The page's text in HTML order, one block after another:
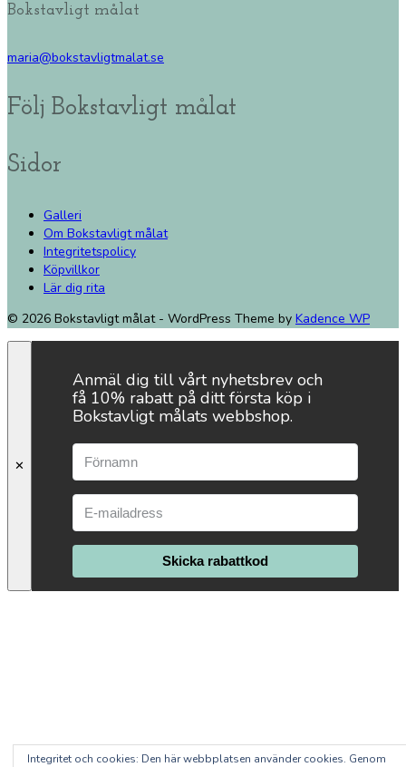
Bokstavligt målat
maria@bokstavligtmalat.se
Följ Bokstavligt målat
Sidor
Galleri
Om Bokstavligt målat
Integritetspolicy
Köpvillkor
Lär dig rita
© 2026 Bokstavligt målat - WordPress Theme by Kadence WP
Integritet och cookies: Den här webbplatsen använder cookies. Genom
✕
Anmäl dig till vårt nyhetsbrev och
få 10% rabatt på ditt första köp i
Bokstavligt målats webbshop.
Skicka rabattkod